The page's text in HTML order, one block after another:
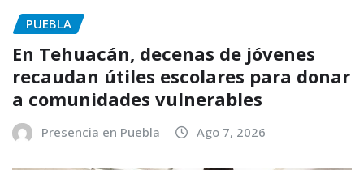
PUEBLA
En Tehuacán, decenas de jóvenes
recaudan útiles escolares para donar
a comunidades vulnerables
Presencia en Puebla Ago 7, 2026